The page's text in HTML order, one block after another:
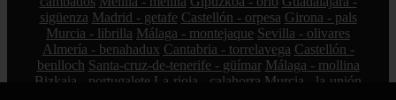
sigüenza Madrid - getafe Castellón - orpesa Girona - pals
Murcia - librilla Málaga - montejaque Sevilla - olivares
Almería - benahadux Cantabria - torrelavega Castellón -
benlloch Santa-cruz-de-tenerife - güímar Málaga - mollina
Bizkaia - portugalete La-rioja - calahorra Murcia - la-unión